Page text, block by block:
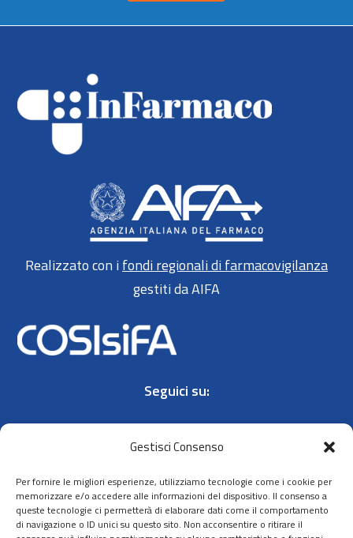
Gestisci Consenso
Per fornire le migliori esperienze, utilizziamo tecnologie come i cookie per
memorizzare e/o accedere alle informazioni del dispositivo. Il consenso a
queste tecnologie ci permetterà di elaborare dati come il comportamento
di navigazione o ID unici su questo sito. Non acconsentire o ritirare il
Realizzato con ifondi regionali di farmacovigilanza
gestiti da AIFA
Seguici su:
Contatti